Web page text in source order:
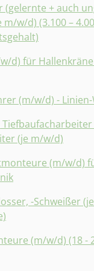
(gelernte + auch
m/w/d) (3.100 –
d) für
(m/w/d) -
(je m/w/d)
(m/w/d)
-Schweißer
(m/w/d) (18 -